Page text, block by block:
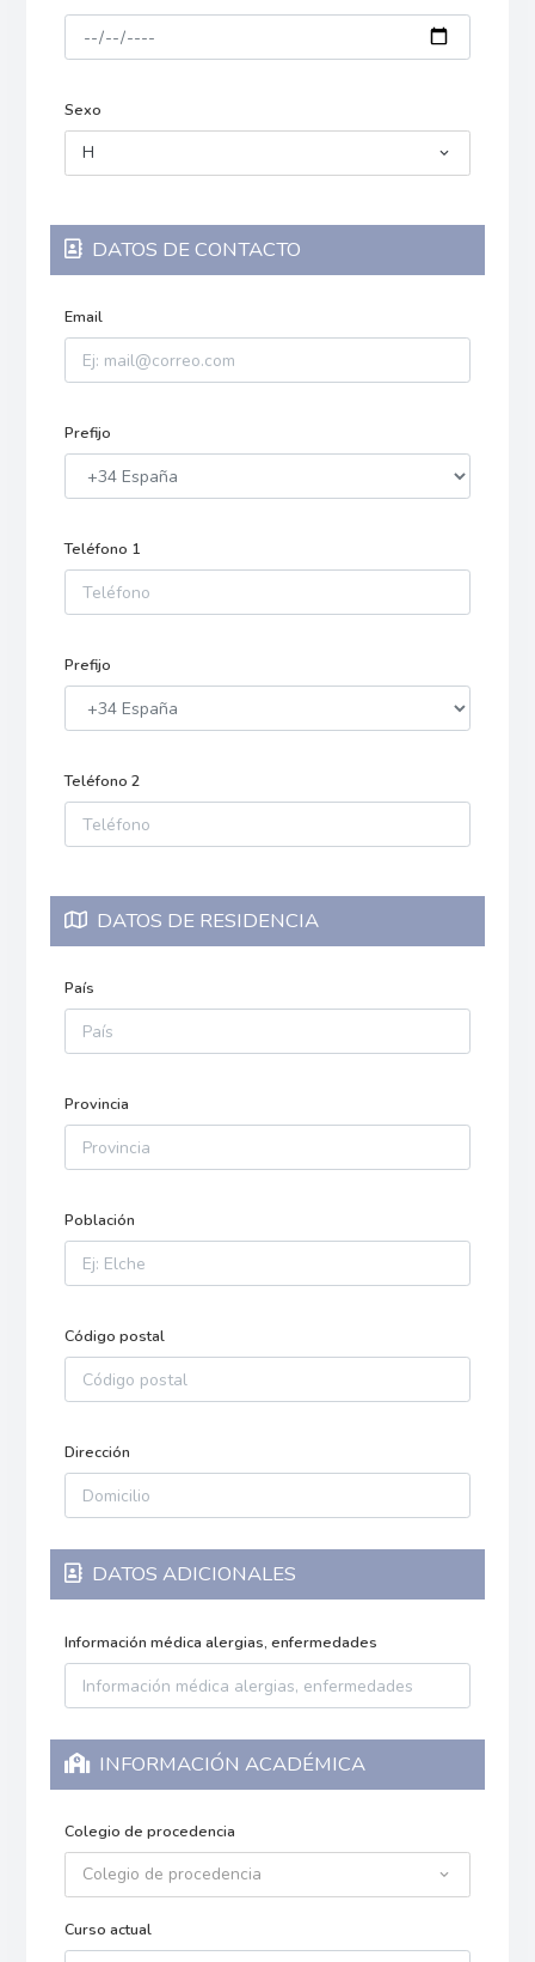
Sexo
H
DATOS DE CONTACTO
Email
Prefijo
Teléfono 1
Prefijo
Teléfono 2
DATOS DE RESIDENCIA
País
Provincia
Población
Código postal
Dirección
DATOS ADICIONALES
Información médica alergias, enfermedades
INFORMACIÓN ACADÉMICA
Colegio de procedencia
Colegio de procedencia
Curso actual